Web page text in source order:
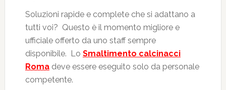
Soluzioni rapide e complete che si adattano a
tutti voi? Questo è il momento migliore e
ufficiale offerto da uno staff sempre
disponibile. Lo Smaltimento calcinacci
Romadeve essere eseguito solo da personale
competente.